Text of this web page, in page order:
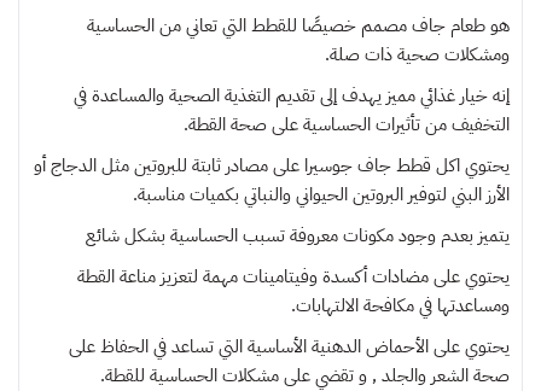
هو طعام جاف مصمم خصيصًا للقطط التي تعاني من الحساسية
ومشكلات صحية ذات صلة.
إنه خيار غذائي مميز يهدف إلى تقديم التغذية الصحية والمساعدة في
التخفيف من تأثيرات الحساسية على صحة القطة.
يحتوي اكل قطط جاف جوسيرا على مصادر ثابتة للبروتين مثل الدجاج أو
الأرز البني لتوفير البروتين الحيواني والنباتي بكميات مناسبة.
يتميز بعدم وجود مكونات معروفة تسبب الحساسية بشكل شائع
يحتوي على مضادات أكسدة وفيتامينات مهمة لتعزيز مناعة القطة
ومساعدتها في مكافحة الالتهابات.
يحتوي على الأحماض الدهنية الأساسية التي تساعد في الحفاظ على
صحة الشعر والجلد , و تقضي على مشكلات الحساسية للقطة.